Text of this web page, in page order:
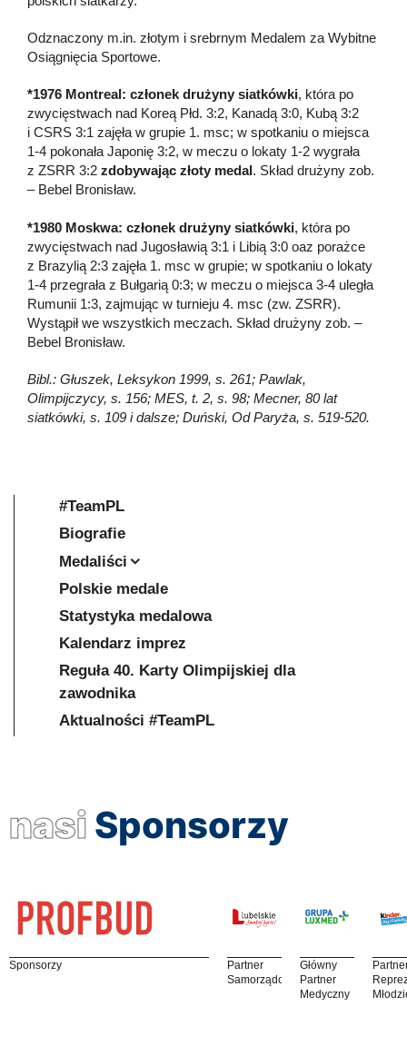
Odznaczony m.in. złotym i srebrnym Medalem za Wybitne
Osiągnięcia Sportowe.
*1976 Montreal: członek drużyny siatkówki, która po
zwycięstwach nad Koreą Płd. 3:2, Kanadą 3:0, Kubą 3:2
i CSRS 3:1 zajęła w grupie 1. msc; w spotkaniu o miejsca
1-4 pokonała Japonię 3:2, w meczu o lokaty 1-2 wygrała
z ZSRR 3:2 zdobywając złoty medal. Skład drużyny zob.
– Bebel Bronisław.
*1980 Moskwa: członek drużyny siatkówki, która po
zwycięstwach nad Jugosławią 3:1 i Libią 3:0 oaz porażce
z Brazylią 2:3 zajęła 1. msc w grupie; w spotkaniu o lokaty
1-4 przegrała z Bułgarią 0:3; w meczu o miejsca 3-4 uległa
Rumunii 1:3, zajmując w turnieju 4. msc (zw. ZSRR).
Wystąpił we wszystkich meczach. Skład drużyny zob. –
Bebel Bronisław.
Bibl.: Głuszek, Leksykon 1999, s. 261; Pawlak,
Olimpijczycy, s. 156; MES, t. 2, s. 98; Mecner, 80 lat
siatkówki, s. 109 i dalsze; Duński, Od Paryża, s. 519-520.
#TeamPL
Biografie
Medaliści
Polskie medale
Statystyka medalowa
Kalendarz imprez
Reguła 40. Karty Olimpijskiej dla
zawodnika
Aktualności #TeamPL
nasi Sponsorzy
Sponsorzy
Partner
Samorządowy
Główny
Partner
Medyczny